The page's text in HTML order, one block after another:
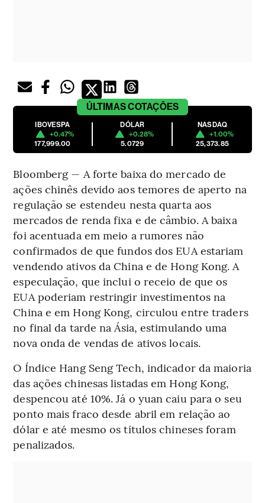
ÚLTIMASCOTAÇÕES
IBOVESPA
+0.47%
177,999.00
DÓLAR
+0.28%
5.0729
NASDAQ
+1.00%
25,373.85
Bloomberg — A forte baixa do mercado de
ações chinês devido aos temores de aperto na
regulação se estendeu nesta quarta aos
mercados de renda fixa e de câmbio. A baixa
foi acentuada em meio a rumores não
confirmados de que fundos dos EUA estariam
vendendo ativos da China e de Hong Kong. A
especulação, que inclui o receio de que os
EUA poderiam restringir investimentos na
China e em Hong Kong, circulou entre traders
no final da tarde na Ásia, estimulando uma
nova onda de vendas de ativos locais.
O Índice Hang Seng Tech, indicador da maioria
das ações chinesas listadas em Hong Kong,
despencou até 10%. Já o yuan caiu para o seu
ponto mais fraco desde abril em relação ao
dólar e até mesmo os títulos chineses foram
penalizados.